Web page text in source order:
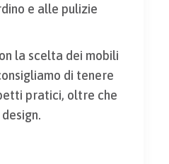
e alle pulizie
la scelta dei mobili
di tenere
pratici, oltre che